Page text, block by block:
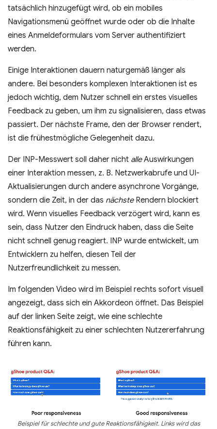
tatsächlich hinzugefügt wird, ob ein mobiles
Navigationsmenü geöffnet wurde oder ob die Inhalte
eines Anmeldeformulars vom Server authentifiziert
werden.
Einige Interaktionen dauern naturgemäß länger als
andere. Bei besonders komplexen Interaktionen ist es
jedoch wichtig, dem Nutzer schnell ein erstes visuelles
Feedback zu geben, um ihm zu signalisieren, dass etwas
passiert. Der nächste Frame, den der Browser rendert,
ist die frühestmögliche Gelegenheit dazu.
Der INP-Messwert soll daher nicht alleAuswirkungen
einer Interaktion messen, z. B. Netzwerkabrufe und UI-
Aktualisierungen durch andere asynchrone Vorgänge,
sondern die Zeit, in der das nächsteRendern blockiert
wird. Wenn visuelles Feedback verzögert wird, kann es
sein, dass Nutzer den Eindruck haben, dass die Seite
nicht schnell genug reagiert. INP wurde entwickelt, um
Entwicklern zu helfen, diesen Teil der
Nutzerfreundlichkeit zu messen.
Im folgenden Video wird im Beispiel rechts sofort visuell
angezeigt, dass sich ein Akkordeon öffnet. Das Beispiel
auf der linken Seite zeigt, wie eine schlechte
Reaktionsfähigkeit zu einer schlechten Nutzererfahrung
führen kann.
Beispiel für schlechte und gute Reaktionsfähigkeit. Links wird das